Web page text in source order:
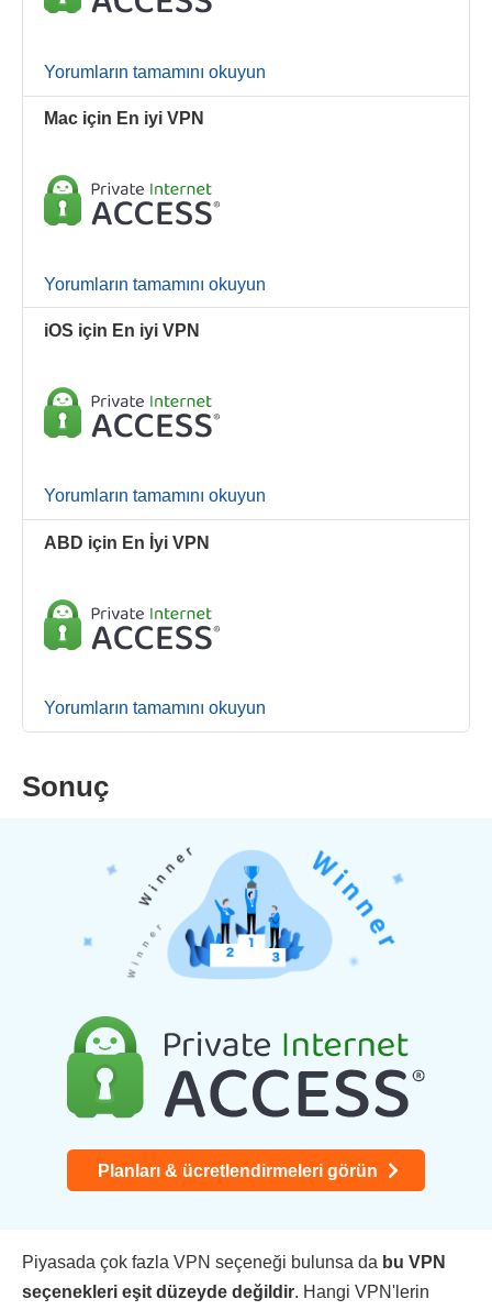
Yorumların tamamını okuyun
Mac için En iyi VPN
Yorumların tamamını okuyun
iOS için En iyi VPN
Yorumların tamamını okuyun
ABD için En İyi VPN
Yorumların tamamını okuyun
Sonuç
Planları & ücretlendirmeleri görün
Piyasada çok fazla VPN seçeneği bulunsa da bu VPN
seçenekleri eşit düzeyde değildir. Hangi VPN'lerin